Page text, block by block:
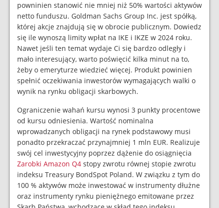
powninien stanowić nie mniej niż 50% wartości aktywów
netto funduszu. Goldman Sachs Group Inc. jest spółką,
której akcje znajdują się w obrocie publicznym. Dowiedz
się ile wynoszą limity wpłat na IKE i IKZE w 2024 roku.
Nawet jeśli ten temat wydaje Ci się bardzo odległy i
mało interesujący, warto poświęcić kilka minut na to,
żeby o emeryturze wiedzieć więcej. Produkt powinien
spełnić oczekiwania inwestorów wymagających walki o
wynik na rynku obligacji skarbowych.
Ograniczenie wahań kursu wynosi 3 punkty procentowe
od kursu odniesienia. Wartość nominalna
wprowadzanych obligacji na rynek podstawowy musi
ponadto przekraczać przynajmniej 1 mln EUR. Realizuje
swój cel inwestycyjny poprzez dążenie do osiągnięcia
Zarobki Amazon Q4 stopy zwrotu równej stopie zwrotu
indeksu Treasury BondSpot Poland. W związku z tym do
100 % aktywów może inwestować w instrumenty dłużne
oraz instrumenty rynku pieniężnego emitowane przez